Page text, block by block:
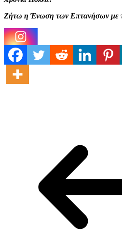
Ζήτω η Ένωση των Επτανήσων με